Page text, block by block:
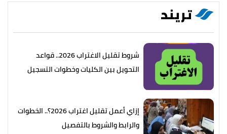
تريند
شروط تقليل الاغتراب 2026.. قواعد
التحويل بين الكليات وخطوات التسجيل
إزاي أعمل تقليل اغتراب 2026؟.. الخطوات
والرابط والشروط بالتفصيل